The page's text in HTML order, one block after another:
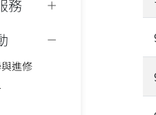
務
進修